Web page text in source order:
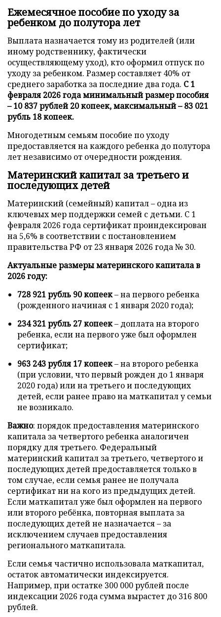
Ежемесячное пособие по уходу за
ребенком до полутора лет
Выплата назначается тому из родителей (или
иному родственнику, фактически
осуществляющему уход), кто оформил отпуск по
уходу за ребенком. Размер составляет 40% от
среднего заработка за последние два года. С 1
февраля 2026 года минимальный размер пособия
– 10 837 рублей 20 копеек, максимальный – 83 021
рубль 18 копеек.
Многодетным семьям пособие по уходу
предоставляется на каждого ребенка до полутора
лет независимо от очередности рождения.
Материнский капитал за третьего и
последующих детей
Материнский (семейный) капитал – одна из
ключевых мер поддержки семей с детьми. С 1
февраля 2026 года сертификат проиндексирован
на 5,6% в соответствии с постановлением
правительства РФ от 23 января 2026 года № 30.
Актуальные размеры материнского капитала в
2026 году:
728 921 рубль 90 копеек– на первого ребенка
(рожденного начиная с 1 января 2020 года);
234 321 рубль 27 копеек– доплата на второго
ребенка, если на первого уже был оформлен
сертификат;
963 243 рубля 17 копеек– на второго ребенка
(при условии, что первый рожден до 1 января
2020 года) или на третьего и последующих
детей, если ранее право на маткапитал у семьи
не возникало.
Важно: порядок предоставления материнского
капитала за четвертого ребенка аналогичен
порядку для третьего. Федеральный
материнский капитал за третьего, четвертого и
последующих детей предоставляется только в
том случае, если семья ранее не получала
сертификат ни на кого из предыдущих детей.
Если маткапитал уже был оформлен на первого
или второго ребёнка, повторная выплата за
последующих детей не назначается – за
исключением случаев предоставления
регионального маткапитала.
Если семья частично использовала маткапитал,
остаток автоматически индексируется.
Например, при остатке 300 000 рублей после
индексации 2026 года сумма вырастет до 316 800
рублей.